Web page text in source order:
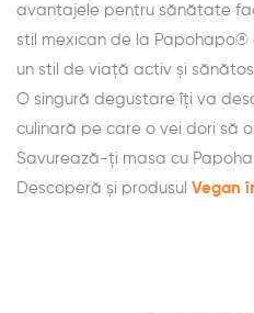
avantajele pentru sănătate
stil mexican de la
un stil de viață activ și
O singură degustare îți va
culinară pe care o vei dori să
Savurează-ți masa cu
Descoperă și produsul Vegan